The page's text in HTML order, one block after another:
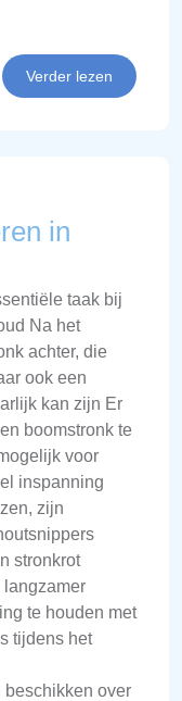
Verder lezen
in
taak bij
Na het
achter, die
ook een
kan zijn Er
boomstronk te
voor
inspanning
zijn
stronkrot
langzamer
te houden met
tijdens het
beschikken over